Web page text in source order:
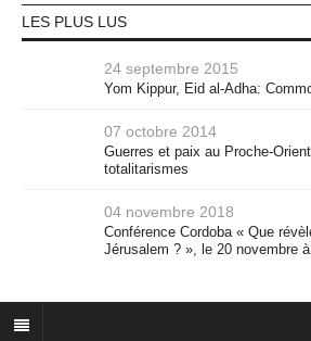
LES PLUS LUS
24 septembre 2015
Yom Kippur, Eid al-Adha:
07 octobre 2014
Guerres et paix au Proche-
totalitarismes
04 novembre 2018
Conférence Cordoba « Que
Jérusalem ? », le 20 novembre